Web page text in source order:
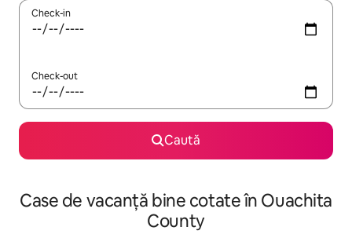
Check-in
Check-out
Caută
Case de vacanță bine cotate în Ouachita
County